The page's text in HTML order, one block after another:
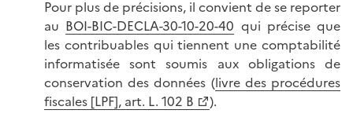
Pour plus de précisions, il convient de se reporter
au BOI-BIC-DECLA-30-10-20-40 qui précise que
les contribuables qui tiennent une comptabilité
informatisée sont soumis aux obligations de
conservation des données (livre des procédures
fiscales [LPF], art. L. 102 B
).